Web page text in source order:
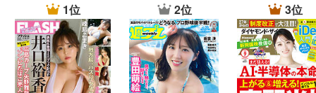
週刊東洋経済 2025/12/20号
880円 (税込)
カート
試し読み
あらすじを表示する
1位 2位 3位